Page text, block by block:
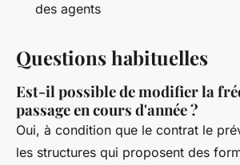
des agents
Questions habituelles
Est-il possible de modifier la
passage en cours d'année ?
Oui, à condition que le contrat le
les structures qui proposent des